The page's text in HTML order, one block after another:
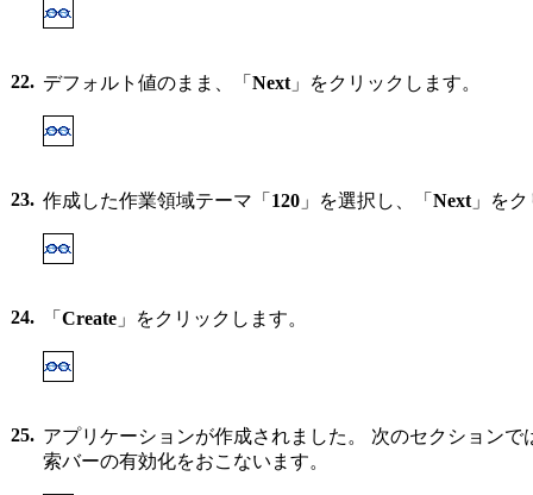
22. デフォルト値のまま、「 Next 」をクリックします。
23. 作成した作業領域テーマ「 120 」を選択し、「 Next 」を
24. 「 Create 」をクリックします。
25. アプリケーションが作成されました。 次のセクション
索バーの有効化をおこないます。